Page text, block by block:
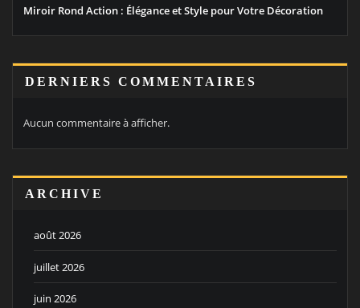
Miroir Rond Action : Élégance et Style pour Votre Décoration
DERNIERS COMMENTAIRES
Aucun commentaire à afficher.
ARCHIVE
août 2026
juillet 2026
juin 2026